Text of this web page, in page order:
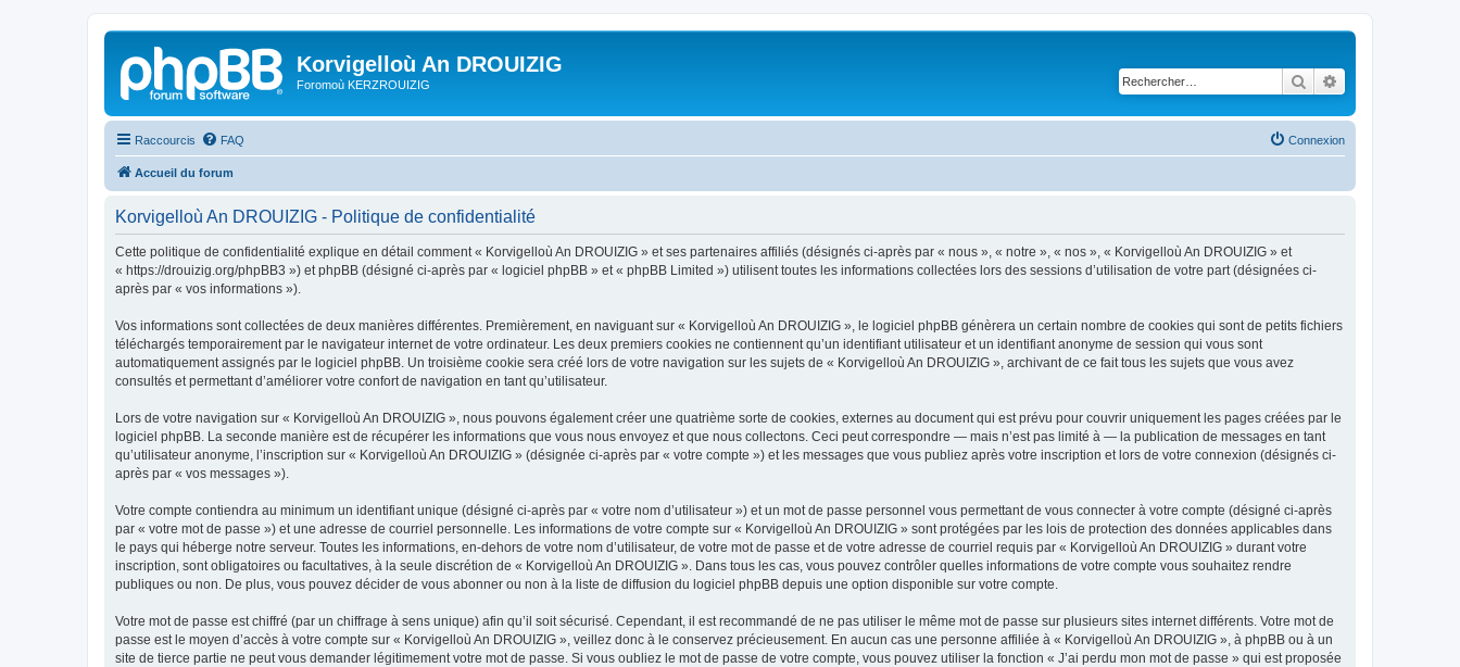
Korvigelloù An DROUIZIG
Foromoù KERZROUIZIG Rechercher
Raccourcis FAQ Connexion
Accueil du forum
Korvigelloù An DROUIZIG - Politique de confidentialité
Cette politique de confidentialité explique en détail comment « Korvigelloù An DROUIZIG » et ses partenaires affiliés (désignés ci-après par « nous », « notre », « nos », « Korvigelloù An DROUIZIG » et
« https://drouizig.org/phpBB3 ») et phpBB (désigné ci-après par « logiciel phpBB » et « phpBB Limited ») utilisent toutes les informations collectées lors des sessions d’utilisation de votre part (désignées ci-
après par « vos informations »).
Vos informations sont collectées de deux manières différentes. Premièrement, en naviguant sur « Korvigelloù An DROUIZIG », le logiciel phpBB génèrera un certain nombre de cookies qui sont de petits fichiers
téléchargés temporairement par le navigateur internet de votre ordinateur. Les deux premiers cookies ne contiennent qu’un identifiant utilisateur et un identifiant anonyme de session qui vous sont
automatiquement assignés par le logiciel phpBB. Un troisième cookie sera créé lors de votre navigation sur les sujets de « Korvigelloù An DROUIZIG », archivant de ce fait tous les sujets que vous avez
consultés et permettant d’améliorer votre confort de navigation en tant qu’utilisateur.
Lors de votre navigation sur « Korvigelloù An DROUIZIG », nous pouvons également créer une quatrième sorte de cookies, externes au document qui est prévu pour couvrir uniquement les pages créées par le
logiciel phpBB. La seconde manière est de récupérer les informations que vous nous envoyez et que nous collectons. Ceci peut correspondre — mais n’est pas limité à — la publication de messages en tant
qu’utilisateur anonyme, l’inscription sur « Korvigelloù An DROUIZIG » (désignée ci-après par « votre compte ») et les messages que vous publiez après votre inscription et lors de votre connexion (désignés ci-
après par « vos messages »).
Votre compte contiendra au minimum un identifiant unique (désigné ci-après par « votre nom d’utilisateur ») et un mot de passe personnel vous permettant de vous connecter à votre compte (désigné ci-après
par « votre mot de passe ») et une adresse de courriel personnelle. Les informations de votre compte sur « Korvigelloù An DROUIZIG » sont protégées par les lois de protection des données applicables dans
le pays qui héberge notre serveur. Toutes les informations, en-dehors de votre nom d’utilisateur, de votre mot de passe et de votre adresse de courriel requis par « Korvigelloù An DROUIZIG » durant votre
inscription, sont obligatoires ou facultatives, à la seule discrétion de « Korvigelloù An DROUIZIG ». Dans tous les cas, vous pouvez contrôler quelles informations de votre compte vous souhaitez rendre
publiques ou non. De plus, vous pouvez décider de vous abonner ou non à la liste de diffusion du logiciel phpBB depuis une option disponible sur votre compte.
Votre mot de passe est chiffré (par un chiffrage à sens unique) afin qu’il soit sécurisé. Cependant, il est recommandé de ne pas utiliser le même mot de passe sur plusieurs sites internet différents. Votre mot de
passe est le moyen d’accès à votre compte sur « Korvigelloù An DROUIZIG », veillez donc à le conservez précieusement. En aucun cas une personne affiliée à « Korvigelloù An DROUIZIG », à phpBB ou à un
site de tierce partie ne peut vous demander légitimement votre mot de passe. Si vous oubliez le mot de passe de votre compte, vous pouvez utiliser la fonction « J’ai perdu mon mot de passe » qui est proposée